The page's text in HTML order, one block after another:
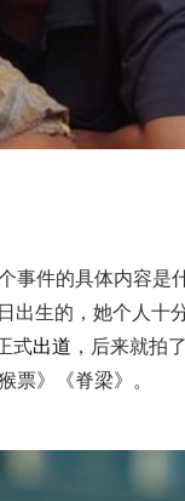
事件的具体内容是
出生的，她个人十
式出道 ，后来就拍
票》《脊梁》。